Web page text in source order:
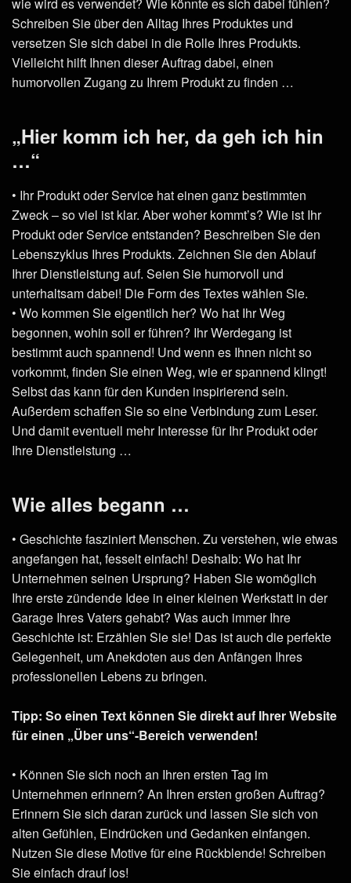
wie wird es verwendet? Wie könnte es sich dabei fühlen?
Schreiben Sie über den Alltag Ihres Produktes und
versetzen Sie sich dabei in die Rolle Ihres Produkts.
Vielleicht hilft Ihnen dieser Auftrag dabei, einen
humorvollen Zugang zu Ihrem Produkt zu finden …
„Hier komm ich her, da geh ich hin
…“
• Ihr Produkt oder Service hat einen ganz bestimmten
Zweck – so viel ist klar. Aber woher kommt’s? Wie ist Ihr
Produkt oder Service entstanden? Beschreiben Sie den
Lebenszyklus Ihres Produkts. Zeichnen Sie den Ablauf
Ihrer Dienstleistung auf. Seien Sie humorvoll und
unterhaltsam dabei! Die Form des Textes wählen Sie.
• Wo kommen Sie eigentlich her? Wo hat Ihr Weg
begonnen, wohin soll er führen? Ihr Werdegang ist
bestimmt auch spannend! Und wenn es Ihnen nicht so
vorkommt, finden Sie einen Weg, wie er spannend klingt!
Selbst das kann für den Kunden inspirierend sein.
Außerdem schaffen Sie so eine Verbindung zum Leser.
Und damit eventuell mehr Interesse für Ihr Produkt oder
Ihre Dienstleistung …
Wie alles begann …
• Geschichte fasziniert Menschen. Zu verstehen, wie etwas
angefangen hat, fesselt einfach! Deshalb: Wo hat Ihr
Unternehmen seinen Ursprung? Haben Sie womöglich
Ihre erste zündende Idee in einer kleinen Werkstatt in der
Garage Ihres Vaters gehabt? Was auch immer Ihre
Geschichte ist: Erzählen Sie sie! Das ist auch die perfekte
Gelegenheit, um Anekdoten aus den Anfängen Ihres
professionellen Lebens zu bringen.
Tipp: So einen Text können Sie direkt auf Ihrer Website
für einen „Über uns“-Bereich verwenden!
• Können Sie sich noch an Ihren ersten Tag im
Unternehmen erinnern? An Ihren ersten großen Auftrag?
Erinnern Sie sich daran zurück und lassen Sie sich von
alten Gefühlen, Eindrücken und Gedanken einfangen.
Nutzen Sie diese Motive für eine Rückblende! Schreiben
Sie einfach drauf los!